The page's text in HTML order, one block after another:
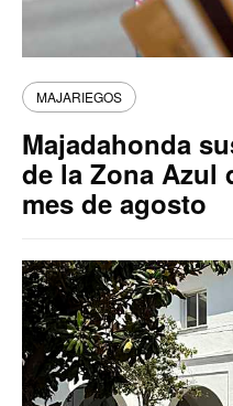
MAJARIEGOS
Majadahonda
de la Zona Azul
mes de agosto